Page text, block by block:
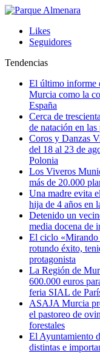
Likes
Seguidores
Tendencias
El último informe
Murcia como la
España
Cerca de
de natación en
Coros y Danzas
del 18 al 23 de
Polonia
Los Viveros
más de 20.000
Una madre evita
hija de 4 años en
Detenido un
media docena de
El ciclo «Mirando
rotundo éxito,
protagonista
La Región de
600.000 euros
feria SIAL de
ASAJA Murcia
el pastoreo de
forestales
El Ayuntamiento
distintas e